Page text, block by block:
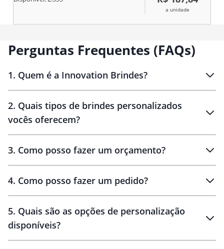
a unidade
Perguntas Frequentes (FAQs)
1. Quem é a Innovation Brindes?
Brindes personalizados
2. Quais tipos de brindes personalizados
vocês oferecem?
personalizados
3. Como posso fazer um orçamento?
brinde
personalização
4. Como posso fazer um pedido?
amostra virtual
5. Quais são as opções de personalização
disponíveis?